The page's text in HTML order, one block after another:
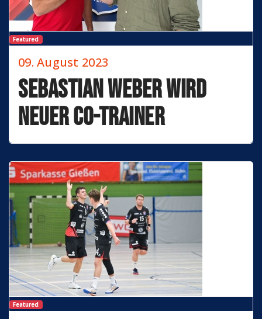
Featured
Sebastian Weber wird
neuer Co-Trainer
09. August 2023
Featured